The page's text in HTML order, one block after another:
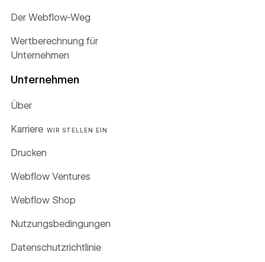
Der Webflow-Weg
Wertberechnung für
Unternehmen
Unternehmen
Über
Karriere WIR STELLEN EIN
Drucken
Webflow Ventures
Webflow Shop
Nutzungsbedingungen
Datenschutzrichtlinie